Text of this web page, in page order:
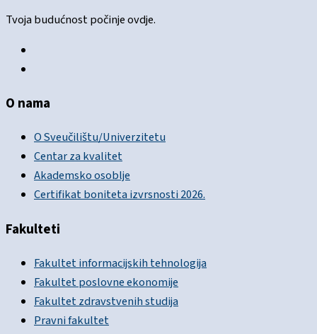
Tvoja budućnost počinje ovdje.
O nama
O Sveučilištu/Univerzitetu
Centar za kvalitet
Akademsko osoblje
Certifikat boniteta izvrsnosti 2026.
Fakulteti
Fakultet informacijskih tehnologija
Fakultet poslovne ekonomije
Fakultet zdravstvenih studija
Pravni fakultet